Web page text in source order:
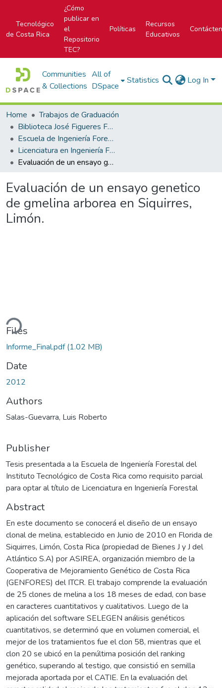
Tecnológico
de Costa Rica
¿Cómo
publicar en
el
Repositorio
TEC?
Políticas
Recursos
Educativos
Communities
& Collections
All of
DSpace
Statistics Log In
Home
Trabajos de Graduación
Biblioteca José Figueres Ferrer
Escuela de Ingeniería Forestal
Licenciatura en Ingeniería Forestal
Evaluación de un ensayo genetico de gmelina arborea en Siquirres, Limón.
Evaluación de un ensayo genetico
de gmelina arborea en Siquirres,
Limón.
Files
Informe_Final.pdf(1.02 MB)
Date
2012
Authors
Salas-Guevarra, Luis Roberto
Publisher
Tesis presentada a la Escuela de Ingeniería Forestal del
Instituto Tecnológico de Costa Rica como requisito parcial
para optar al título de Licenciatura en Ingeniería Forestal
Abstract
En este documento se conocerá el diseño de un ensayo
clonal de melina, establecido en Junio de 2010 en Florida de
Siquirres, Limón, Costa Rica (propiedad de Bienes J y J del
Atlántico S.A) por ASIREA, organización miembro de la
Cooperativa de Mejoramiento Genético de Costa Rica
(GENFORES) del ITCR. El trabajo comprende la evaluación
de 25 clones de melina a los 18 meses de edad, con base
en caracteres cuantitativos y cualitativos. Luego de la
aplicación del software SELEGEN análisis genéticos
cuantitativos, se determinó que en volumen comercial, el
mejor de los tratamientos fue el clon 58, mientras que el
clon 20 se ubicó en la penúltima posición del ranking
genético, superando al testigo, que consistió en semilla
mejorada aportada por el CATIE. En la evaluación del